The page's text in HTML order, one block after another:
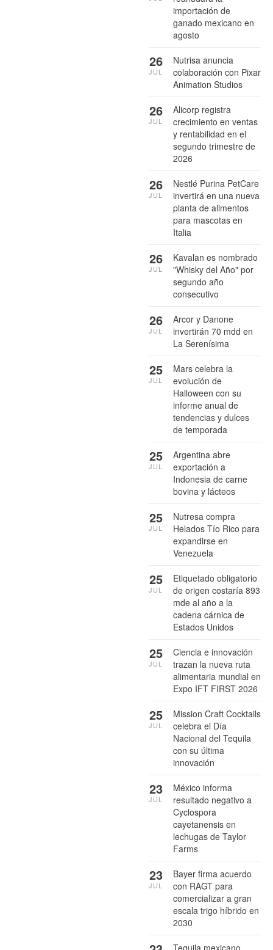
importación de
ganado mexicano en
agosto
Nutrisa anuncia
colaboración con Pixar
Animation Studios
26
JUL
Alicorp registra
crecimiento en ventas
y rentabilidad en el
segundo trimestre de
2026
26
JUL
Nestlé Purina PetCare
invertirá en una nueva
planta de alimentos
para mascotas en
Italia
26
JUL
Kavalan es nombrado
"Whisky del Año" por
segundo año
consecutivo
26
JUL
Arcor y Danone
invertirán 70 mdd en
La Serenísima
26
JUL
Mars celebra la
evolución de
Halloween con su
informe anual de
tendencias y dulces
de temporada
25
JUL
Argentina abre
exportación a
Indonesia de carne
bovina y lácteos
25
JUL
Nutresa compra
Helados Tío Rico para
expandirse en
Venezuela
25
JUL
Etiquetado obligatorio
de origen costaría 893
mde al año a la
cadena cárnica de
Estados Unidos
25
JUL
Ciencia e innovación
trazan la nueva ruta
alimentaria mundial en
Expo IFT FIRST 2026
25
JUL
Mission Craft Cocktails
celebra el Día
Nacional del Tequila
con su última
innovación
25
JUL
México informa
resultado negativo a
Cyclospora
cayetanensis en
lechugas de Taylor
Farms
23
JUL
Bayer firma acuerdo
con RAGT para
comercializar a gran
escala trigo híbrido en
2030
23
JUL